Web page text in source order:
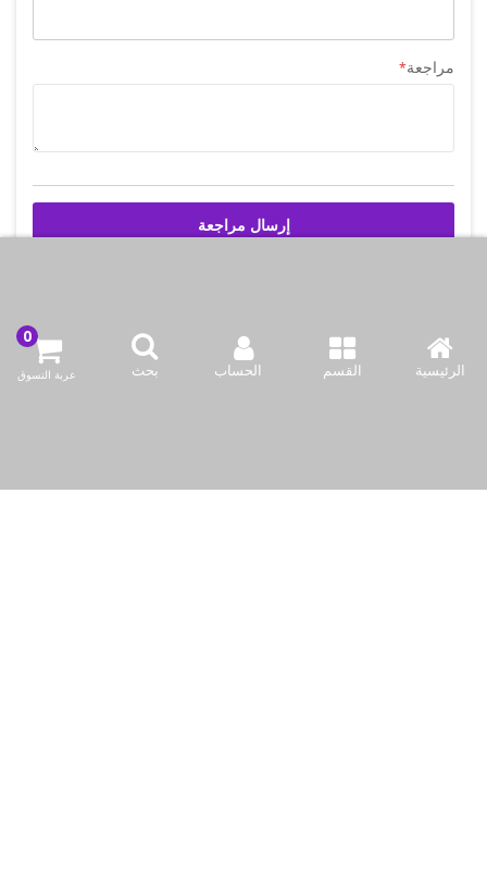
الرئيسية القسم الحساب بحث عربة التسوق
مراجعة
إرسال مراجعة
اتصل بنا
info@bazaar.com.kw